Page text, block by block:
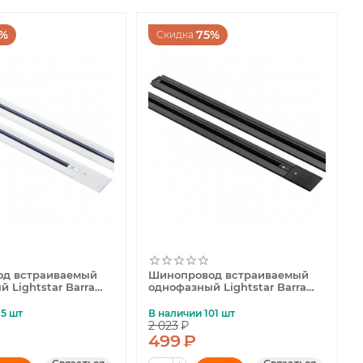
встраиваемый
Lightstar Barra
шт
Скидка 75%
Шинопровод встраиваемый
однофазный Lightstar Barra
В наличии 101 шт
2 023₽
499₽